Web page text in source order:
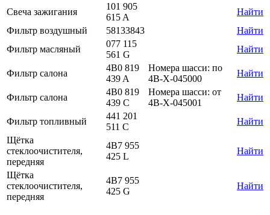
Свеча зажигания
101 905
615 A
Найти
Фильтр воздушный
58133843
Найти
Фильтр масляный
077 115
561 G
Найти
Фильтр салона
4B0 819
439 A
Номера шасси: по
4B-X-045000
Найти
Фильтр салона
4B0 819
439 C
Номера шасси: от
4B-X-045001
Найти
Фильтр топливный
441 201
511 C
Найти
Щётка
стеклоочистителя,
передняя
4B7 955
425 L
Найти
Щётка
стеклоочистителя,
передняя
4B7 955
425 G
Найти